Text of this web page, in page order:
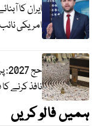
ایران کا
امریکی
نافذ کرنے
ہمیں فالو کریں